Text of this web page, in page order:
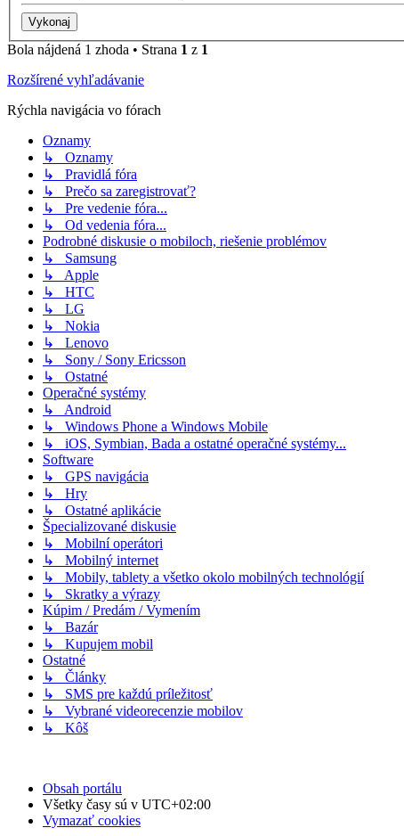
Bola nájdená 1 zhoda • Strana 1 z 1
Rozšírené vyhľadávanie
Rýchla navigácia vo fórach
Oznamy
↳ Oznamy
↳ Pravidlá fóra
↳ Prečo sa zaregistrovať?
↳ Pre vedenie fóra...
↳ Od vedenia fóra...
Podrobné diskusie o mobiloch, riešenie problémov
↳ Samsung
↳ Apple
↳ HTC
↳ LG
↳ Nokia
↳ Lenovo
↳ Sony / Sony Ericsson
↳ Ostatné
Operačné systémy
↳ Android
↳ Windows Phone a Windows Mobile
↳ iOS, Symbian, Bada a ostatné operačné systémy...
Software
↳ GPS navigácia
↳ Hry
↳ Ostatné aplikácie
Špecializované diskusie
↳ Mobilní operátori
↳ Mobilný internet
↳ Mobily, tablety a všetko okolo mobilných technológií
↳ Skratky a výrazy
Kúpim / Predám / Vymením
↳ Bazár
↳ Kupujem mobil
Ostatné
↳ Články
↳ SMS pre každú príležitosť
↳ Vybrané videorecenzie mobilov
↳ Kôš
Obsah portálu
Všetky časy sú v UTC+02:00
Vymazať cookies